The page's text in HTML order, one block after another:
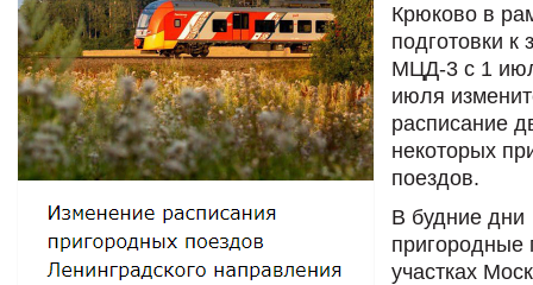
Крюково в
подготовки к
МЦД-3 c 1
июля
расписание
некоторых
поездов.
В будние дни
пригородные
участках